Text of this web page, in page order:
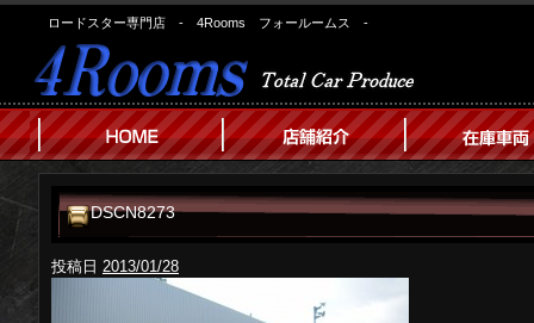
ロードスター専門店 - 4Rooms フォールームス -
DSCN8273
投稿日 2013/01/28